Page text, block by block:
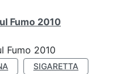
Fumo 2010
Fumo 2010
SIGARETTA